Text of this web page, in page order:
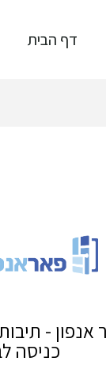
דף הבית
אנפון -
כניסה